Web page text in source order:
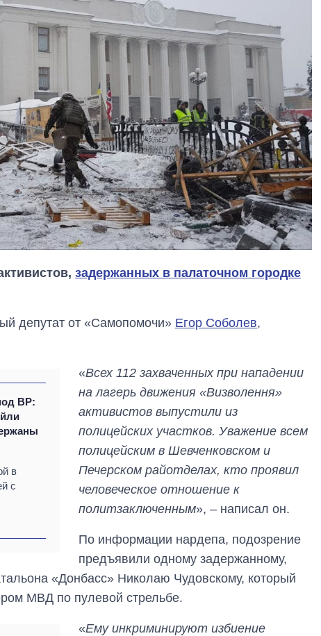
задержанных в палаточном городке
депутат от «Самопомочи» Егор Соболев,
ВР:
в
с
«Всех 112 захваченных при нападении
на лагерь движения «Визволення»
активистов выпустили из
полицейских участков. Уважение всем
полицейским в Шевченковском и
Печерском райотделах, кто проявил
человеческое отношение к
политзаключенным», – написал он.
По информации нардепа, подозрение
предъявили одному задержанному,
«Донбасс» Николаю Чудовскому, который
МВД по пулевой стрельбе.
«Ему инкриминируют избиение
Дефицит памяти:
как вырос спрос
на чипы за
последние годы и